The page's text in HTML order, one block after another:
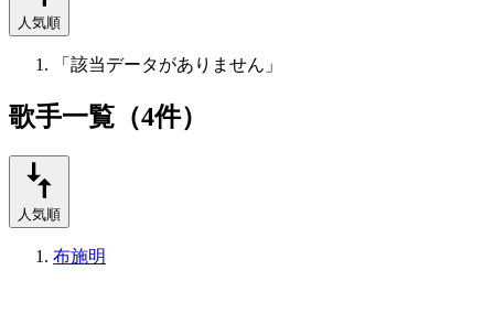
人気順
「該当データがありません」
歌手一覧（4件）
人気順
布施明